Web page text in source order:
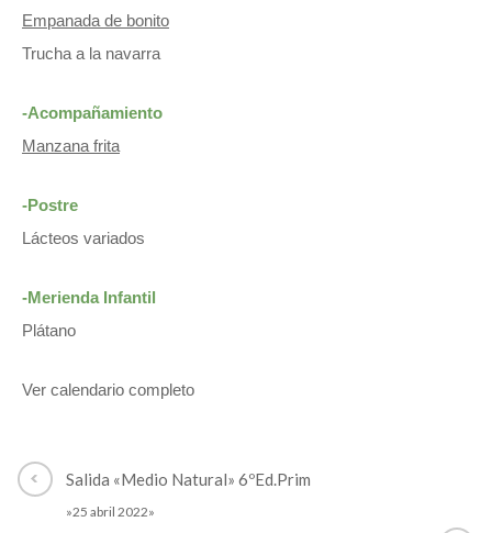
Empanada de bonito
Trucha a la navarra
-Acompañamiento
Manzana frita
-Postre
Lácteos variados
-Merienda Infantil
Plátano
Ver calendario completo
Salida «Medio Natural» 6ºEd.Prim
»25 abril 2022»